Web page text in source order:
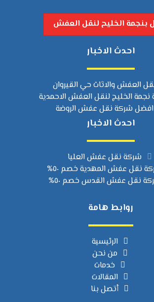
بنجمة الخليح لنقل العفش
احدث الاخبار
العفش والاثاث حي القيروان
الخليج لنقل العفش الاحمدية
افضل شركة نقل عفش الروضة
احدث الاخبار
شركة نقل عفش العليا
نقل عفش المهدية خصم ٥٠%
نقل عفش القدس خصم ٥٠%
روابط هامة
الرئيسية
من نحن
خدمات
المقالات
أتصل بنا